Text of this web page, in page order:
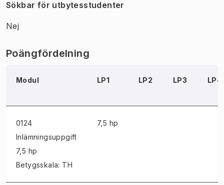
Sökbar för utbytesstudenter
Nej
Poängfördelning
Modul LP1 LP2 LP3 LP4
0124
Inlämningsuppgift
7,5 hp
Betygsskala: TH
7,5 hp